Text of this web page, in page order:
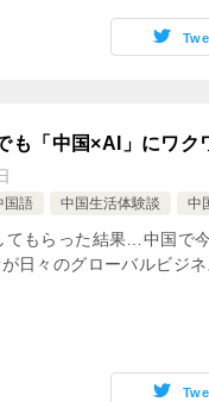
も「中国×AI」にワク
国語 中国生活体験談 中
もらった結果…中国で
日々のグローバルビジ